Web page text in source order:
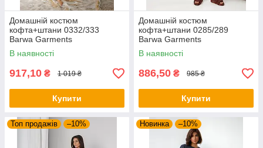
Домашній костюм
кофта+штани 0332/333
Barwa Garments
В наявності
917,10 ₴ 1 019 ₴
Купити
Домашній костюм
кофта+штани 0285/289
Barwa Garments
В наявності
886,50 ₴ 985 ₴
Купити
Топ продажів –10% Новинка –10%